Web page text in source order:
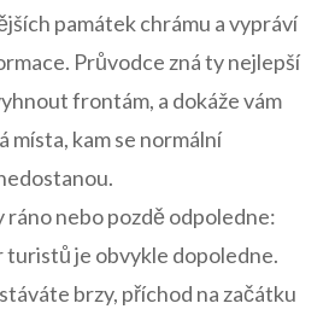
památek ‌chrámu a vypráví
Průvodce ⁤zná ty nejlepší
‍frontám, a dokáže vám
místa, kam se normální
nebo pozdě ‌odpoledne:
turistů je ‍obvykle dopoledne.
brzy, příchod na začátku